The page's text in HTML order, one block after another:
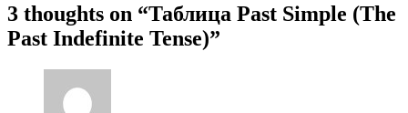
3 thoughts on “Таблица Past Simple (The
Past Indefinite Tense)”